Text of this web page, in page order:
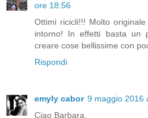
ore 18:56
Ottimi ricicli!!! Molto
intorno! In effetti basta un
creare cose bellissime con
Rispondi
emyly cabor 9 maggio 2016
Ciao Barbara,